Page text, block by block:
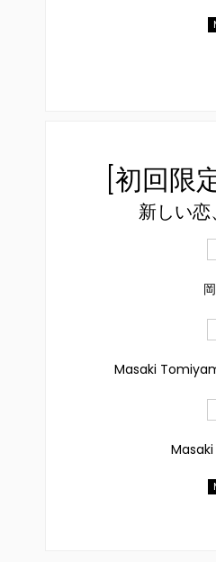
[初回限
新しい恋
Masaki